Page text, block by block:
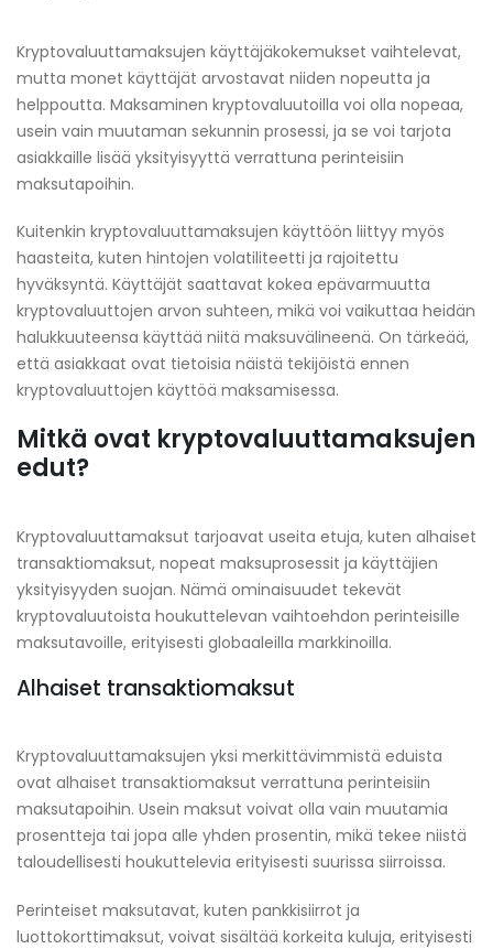
Kryptovaluuttamaksujen käyttäjäkokemukset vaihtelevat,
mutta monet käyttäjät arvostavat niiden nopeutta ja
helppoutta. Maksaminen kryptovaluutoilla voi olla nopeaa,
usein vain muutaman sekunnin prosessi, ja se voi tarjota
asiakkaille lisää yksityisyyttä verrattuna perinteisiin
maksutapoihin.
Kuitenkin kryptovaluuttamaksujen käyttöön liittyy myös
haasteita, kuten hintojen volatiliteetti ja rajoitettu
hyväksyntä. Käyttäjät saattavat kokea epävarmuutta
kryptovaluuttojen arvon suhteen, mikä voi vaikuttaa heidän
halukkuuteensa käyttää niitä maksuvälineenä. On tärkeää,
että asiakkaat ovat tietoisia näistä tekijöistä ennen
kryptovaluuttojen käyttöä maksamisessa.
Mitkä ovat kryptovaluuttamaksujen
edut?
Kryptovaluuttamaksut tarjoavat useita etuja, kuten alhaiset
transaktiomaksut, nopeat maksuprosessit ja käyttäjien
yksityisyyden suojan. Nämä ominaisuudet tekevät
kryptovaluutoista houkuttelevan vaihtoehdon perinteisille
maksutavoille, erityisesti globaaleilla markkinoilla.
Alhaiset transaktiomaksut
Kryptovaluuttamaksujen yksi merkittävimmistä eduista
ovat alhaiset transaktiomaksut verrattuna perinteisiin
maksutapoihin. Usein maksut voivat olla vain muutamia
prosentteja tai jopa alle yhden prosentin, mikä tekee niistä
taloudellisesti houkuttelevia erityisesti suurissa siirroissa.
Perinteiset maksutavat, kuten pankkisiirrot ja
luottokorttimaksut, voivat sisältää korkeita kuluja, erityisesti